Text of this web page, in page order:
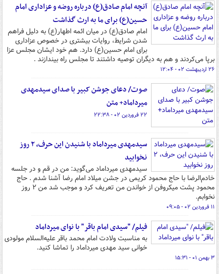
آنچه امام صادق(ع) درباره روضه‌ و عزاداری امام
حسین(ع) برای ما به ارث گذاشت
امام صادق(ع) در میان ائمه اطهار(ع) به دلیل فراهم
شدن شرایط، روایات بیشتری در خصوص عزاداری
برای امام حسین(ع) دارد. هم خود ایشان مجلس عزا
برپا می‌کردند و هم به دیگران توصیه داشتند تا مجلس راه بیندازند .
۲۶ اردیبهشت ۰۲ - ۱۲:۰۴
صوت/ دعای جوشن کبیر با صدای سیدمهدی
میرداماد+ متن
۲۲ فروردین ۰۲ - ۲۲:۳۸
سیدمهدی میرداماد با شنیدن این حرف، ۲ روز
نخوابید
سیدمهدی میرداماد می‌گوید: من در قم و در جلسه
خادم‌الرضا با حاج محمود کریمی در جشن میلاد امام رضا آشنا شدم . حاج
محمود پشت میکروفن از خواندن من تعریف کرد و موجب شد من ۲ روز
نخوابم.
۱۱ فروردین ۰۲ - ۰۹:۰۵
فیلم/ "سیدی امام باقر" با نوای میرداماد
به مناسبت ولادت امام محمد باقر علیه‌السلام مولودی
خوانی سید مهدی میرداماد را تماشا کنید.
۳ بهمن ۰۱ - ۱۵:۳۱